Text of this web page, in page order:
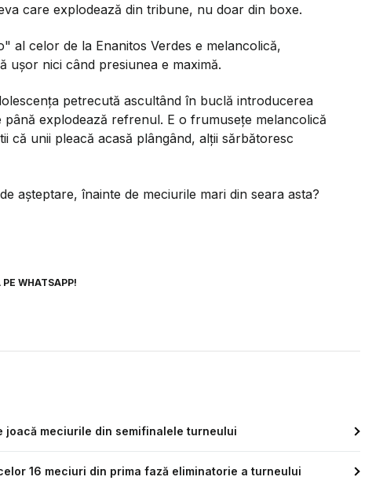
care explodează din tribune, nu doar din boxe.
al celor de la Enanitos Verdes e melancolică,
ușor nici când presiunea e maximă.
petrecută ascultând în buclă introducerea
explodează refrenul. E o frumusețe melancolică
că unii pleacă acasă plângând, alții sărbătoresc
așteptare, înainte de meciurile mari din seara asta?
WHATSAPP!
joacă meciurile din semifinalele turneului
16 meciuri din prima fază eliminatorie a turneului